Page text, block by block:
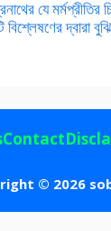
যে মর্মপ্রীতির
দ্বারা
© 2026
Contact